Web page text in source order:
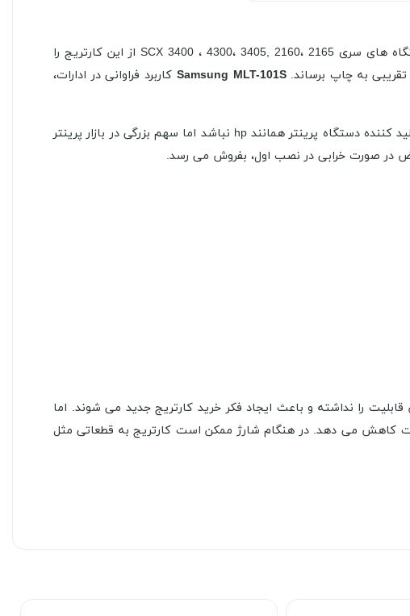
با دستگاه های مختلفی از برند سامسونگ سازگار است اما بیشترین استفاده در ایران را دستگاه های سری SCX 3400 ، 4300، 3405, 2160، 2165 از این کارتریج را
Samsung MLT-101S
کاربرد فراوانی در ادارات،
نقطه قوت این کارتریج چاپ شفاف و با کیفیت بوده که در چاپ اسناد و مدارک کارایی بسیاری دارد. شاید سامسونگ غول تولید کننده دستگاه پرینتر همانند hp نباشد اما سهم بزرگی در بازار پرینتر
در صورت خرابی در نصب اول، بفروش می رسد.
را نداشته و باعث ایجاد فکر خرید کارتریج جدید می شوند. اما
کاهش می دهد. در هنگام شارژ ممکن است کارتریج به قطعاتی مثل